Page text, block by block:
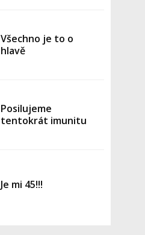
Všechno je to o
hlavě
Posilujeme
tentokrát imunitu
Je mi 45!!!